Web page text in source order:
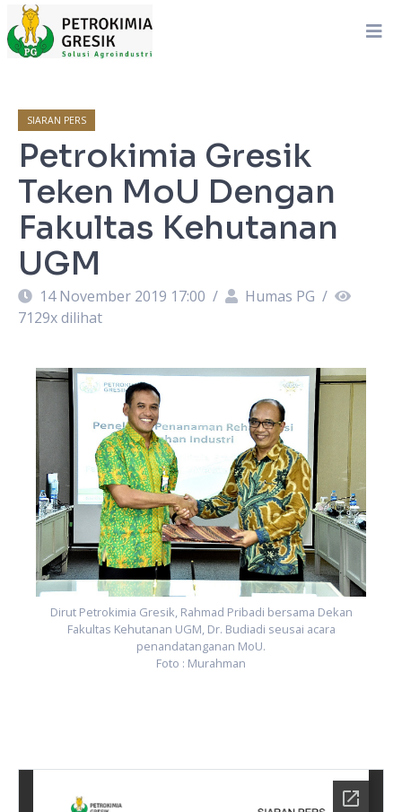
SIARAN PERS
Petrokimia Gresik
Teken MoU Dengan
Fakultas Kehutanan
UGM
14 November 2019 17:00 / Humas PG /
7129x dilihat
Dirut Petrokimia Gresik, Rahmad Pribadi bersama Dekan
Fakultas Kehutanan UGM, Dr. Budiadi seusai acara
penandatanganan MoU.
Foto : Murahman